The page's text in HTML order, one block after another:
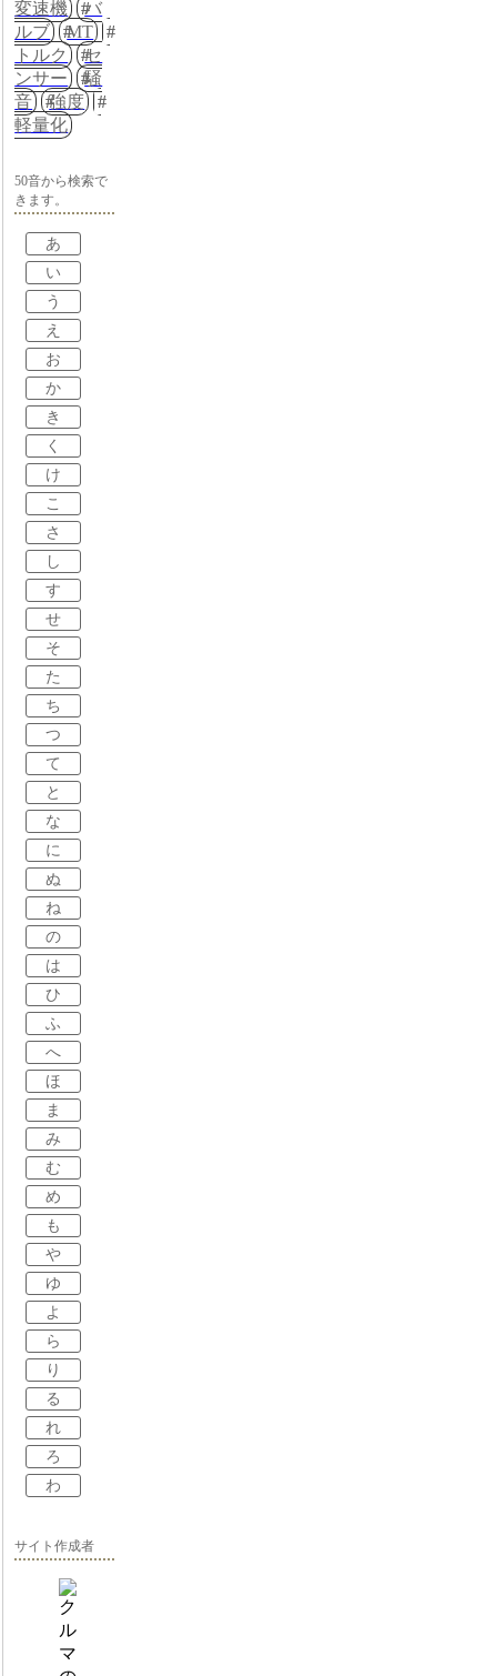
変速機
バ
ルブ
MT
トルク
セ
ンサー
騒
音
強度
軽量化
50音から検索で
きます。
あ
い
う
え
お
か
き
く
け
こ
さ
し
す
せ
そ
た
ち
つ
て
と
な
に
ぬ
ね
の
は
ひ
ふ
へ
ほ
ま
み
む
め
も
や
ゆ
よ
ら
り
る
れ
ろ
わ
サイト作成者